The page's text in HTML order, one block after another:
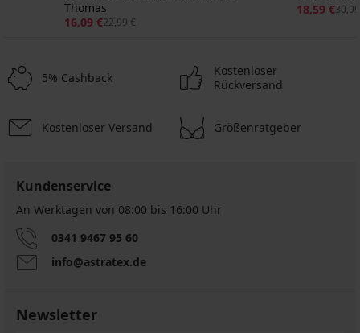
Thomas
16,09 €22,99 €
18,59 €
Bambus-
Pants
Petrol
Blue
II
€
Boxershorts
Tender
Retro
11,49
€
Bambus-
Pants
Black
nahtlos
Nahtlose
Pants
17,99
3
Pack
von
Boxershorts
Jackanthony
3er-
PACK
Dose
Bambus-
Pants
Grey
nahtlos
5% Cashback
Kostenloser
Rückversand
Kostenloser Versand Größenratgeber
Kundenservice
An Werktagen von 08:00 bis 16:00 Uhr
0341 9467 95 60
info@astratex.de
Newsletter